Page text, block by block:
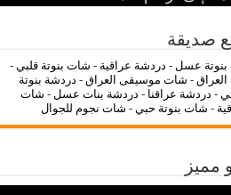
صديقة
عسل - دردشة عراقية - شات بنوتة قلبي -
- شات موسيقى العراق - دردشة بنوتة
- دردشة عراقنا - دردشة بنات عسل - شات
- شات بنوتة حبي - شات نجوم للجوال
مميز